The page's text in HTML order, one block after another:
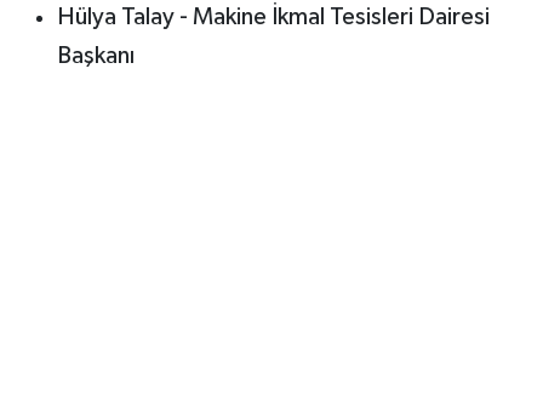
Hülya Talay - Makine İkmal Tesisleri Dairesi
Başkanı